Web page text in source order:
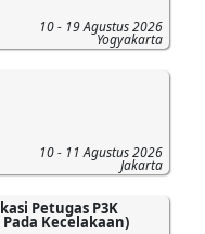
10 - 19 Agustus 2026
Yogyakarta
10 - 11 Agustus 2026
Jakarta
Petugas P3K
Kecelakaan)